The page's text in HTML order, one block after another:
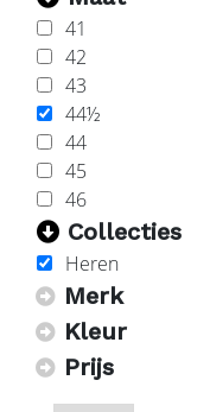
41
42
43
44½
44
45
46
Collecties
Heren
Merk
Kleur
Prijs